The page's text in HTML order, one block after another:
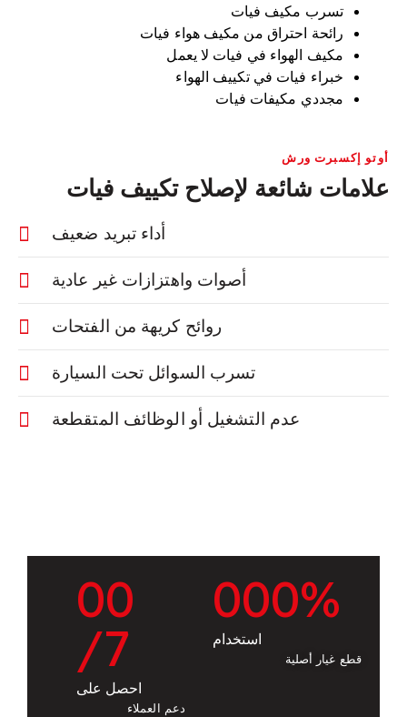
تسرب مكيف فيات
رائحة احتراق من مكيف هواء فيات
مكيف الهواء في فيات لا يعمل
خبراء فيات في تكييف الهواء
مجددي مكيفات فيات
أوتو إكسبرت ورش
علامات شائعة لإصلاح تكييف فيات
أداء تبريد ضعيف
أصوات واهتزازات غير عادية
روائح كريهة من الفتحات
تسرب السوائل تحت السيارة
عدم التشغيل أو الوظائف المتقطعة
000%
استخدام
قطع غيار أصلية
00
/7
احصل على
دعم العملاء